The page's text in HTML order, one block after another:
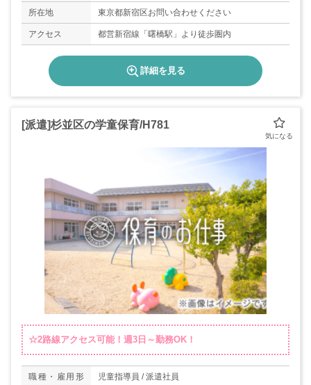
所在地 東京都新宿区お問い合わせください
アクセス 都営新宿線「曙橋駅」より徒歩圏内
詳細を見る
[派遣]杉並区の学童保育/H781
☆2路線アクセス可能！週3日～勤務OK！
職種・雇用形
児童指導員 / 派遣社員